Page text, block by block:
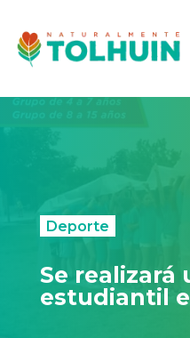
Deporte
Se realizará
estudiantil